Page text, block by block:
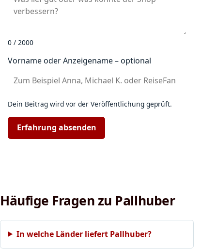
0 / 2000
Vorname oder Anzeigename – optional
Dein Beitrag wird vor der Veröffentlichung geprüft.
Erfahrung absenden
Häufige Fragen zu Pallhuber
In welche Länder liefert Pallhuber?